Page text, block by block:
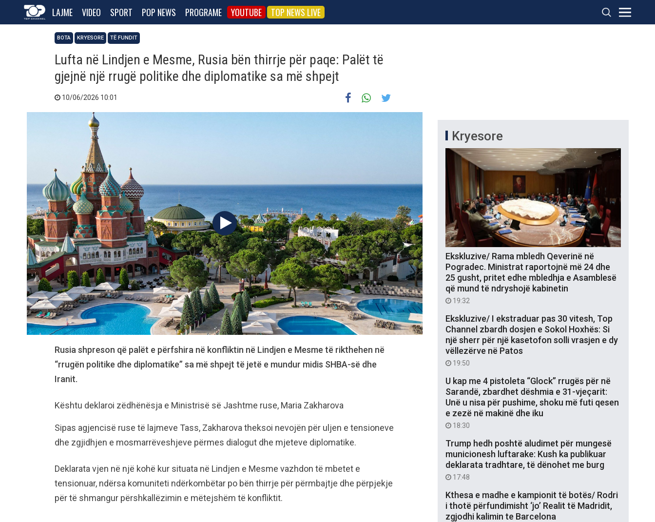
LAJME VIDEO SPORT POP NEWS PROGRAME YOUTUBE TOP NEWS LIVE
BOTA KRYESORE TË FUNDIT
Lufta në Lindjen e Mesme, Rusia bën thirrje për paqe: Palët të
gjejnë një rrugë politike dhe diplomatike sa më shpejt
10/06/2026 10:01
Rusia shpreson që palët e përfshira në konfliktin në Lindjen e Mesme të rikthehen në
“rrugën politike dhe diplomatike” sa më shpejt të jetë e mundur midis SHBA-së dhe
Iranit.
Kështu deklaroi zëdhënësja e Ministrisë së Jashtme ruse, Maria Zakharova
Sipas agjencisë ruse të lajmeve Tass, Zakharova theksoi nevojën për uljen e tensioneve
dhe zgjidhjen e mosmarrëveshjeve përmes dialogut dhe mjeteve diplomatike.
Deklarata vjen në një kohë kur situata në Lindjen e Mesme vazhdon të mbetet e
tensionuar, ndërsa komuniteti ndërkombëtar po bën thirrje për përmbajtje dhe përpjekje
për të shmangur përshkallëzimin e mëtejshëm të konfliktit.
Kryesore
Ekskluzive/ Rama mbledh Qeverinë në
Pogradec. Ministrat raportojnë më 24 dhe
25 gusht, pritet edhe mbledhja e Asamblesë
që mund të ndryshojë kabinetin
19:32
Ekskluzive/ I ekstraduar pas 30 vitesh, Top
Channel zbardh dosjen e Sokol Hoxhës: Si
një sherr për një kasetofon solli vrasjen e dy
vëllezërve në Patos
19:50
U kap me 4 pistoleta “Glock” rrugës për në
Sarandë, zbardhet dëshmia e 31-vjeçarit:
Unë u nisa për pushime, shoku më futi qesen
e zezë në makinë dhe iku
18:30
Trump hedh poshtë aludimet për mungesë
municionesh luftarake: Kush ka publikuar
deklarata tradhtare, të dënohet me burg
17:48
Kthesa e madhe e kampionit të botës/ Rodri
i thotë përfundimisht ‘jo’ Realit të Madridit,
zgjodhi kalimin te Barcelona